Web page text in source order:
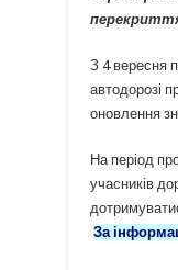
З 4 вересня
автодорозі
оновлення
На період
учасників
За